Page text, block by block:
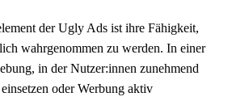
der Ugly Ads ist ihre Fähigkeit,
wahrgenommen zu werden. In einer
in der Nutzer:innen zunehmend
oder Werbung aktiv